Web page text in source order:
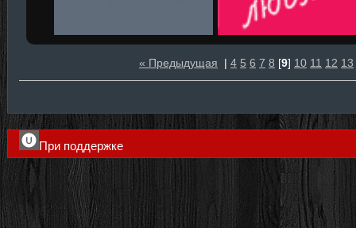
« Предыдущая | 4 5 6 7 8 [9] 10 11 12 13
При поддержке